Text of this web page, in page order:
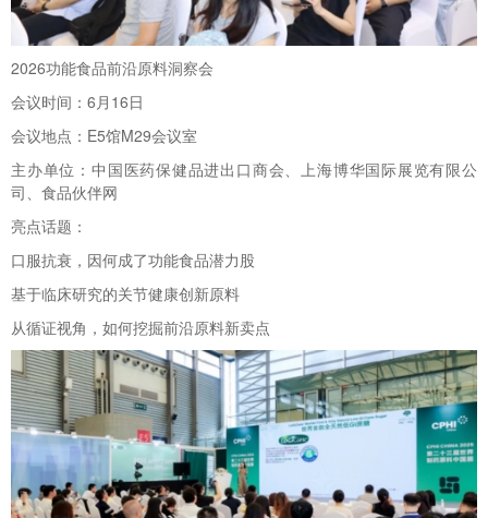
2026功能食品前沿原料洞察会
会议时间：6月16日
会议地点：E5馆M29会议室
主办单位：中国医药保健品进出口商会、上海博华国际展览有限公
司、食品伙伴网
亮点话题：
口服抗衰，因何成了功能食品潜力股
基于临床研究的关节健康创新原料
从循证视角，如何挖掘前沿原料新卖点